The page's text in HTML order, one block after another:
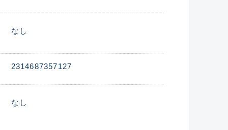
なし
2314687357127
なし